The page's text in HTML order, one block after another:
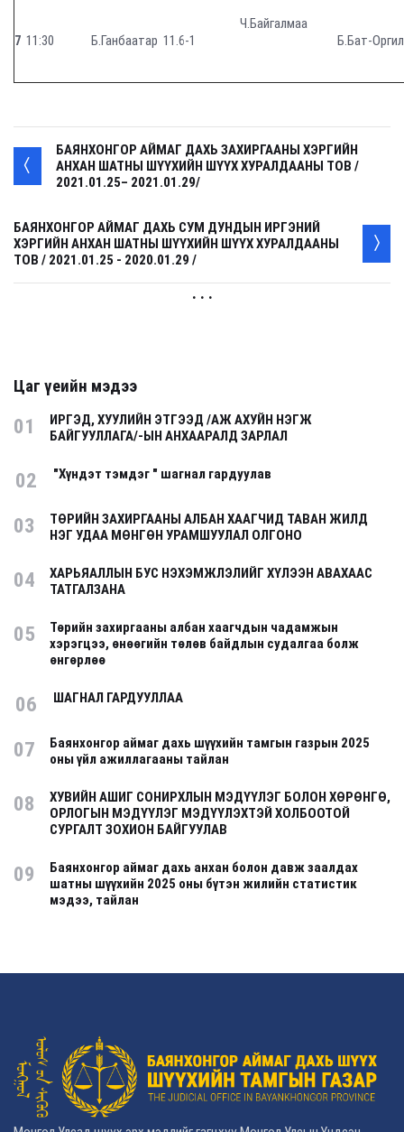
7 11:30 Б.Ганбаатар 11.6-1
Ч.Байгалмаа
Б.Бат-Оргил
БАЯНХОНГОР АЙМАГ ДАХЬ ЗАХИРГААНЫ ХЭРГИЙН
АНХАН ШАТНЫ ШҮҮХИЙН ШҮҮХ ХУРАЛДААНЫ ТОВ /
2021.01.25– 2021.01.29/
БАЯНХОНГОР АЙМАГ ДАХЬ СУМ ДУНДЫН ИРГЭНИЙ
ХЭРГИЙН АНХАН ШАТНЫ ШҮҮХИЙН ШҮҮХ ХУРАЛДААНЫ
ТОВ / 2021.01.25 - 2020.01.29 /
. . .
Цаг үеийн мэдээ
01
ИРГЭД, ХУУЛИЙН ЭТГЭЭД /АЖ АХУЙН НЭГЖ
БАЙГУУЛЛАГА/-ЫН АНХААРАЛД ЗАРЛАЛ
02 "Хүндэт тэмдэг " шагнал гардуулав
03
ТӨРИЙН ЗАХИРГААНЫ АЛБАН ХААГЧИД ТАВАН ЖИЛД
НЭГ УДАА МӨНГӨН УРАМШУУЛАЛ ОЛГОНО
04
ХАРЬЯАЛЛЫН БУС НЭХЭМЖЛЭЛИЙГ ХҮЛЭЭН АВАХААС
ТАТГАЛЗАНА
05
Төрийн захиргааны албан хаагчдын чадамжын
хэрэгцээ, өнөөгийн төлөв байдлын судалгаа болж
өнгөрлөө
06 ШАГНАЛ ГАРДУУЛЛАА
07
Баянхонгор аймаг дахь шүүхийн тамгын газрын 2025
оны үйл ажиллагааны тайлан
08
ХУВИЙН АШИГ СОНИРХЛЫН МЭДҮҮЛЭГ БОЛОН ХӨРӨНГӨ,
ОРЛОГЫН МЭДҮҮЛЭГ МЭДҮҮЛЭХТЭЙ ХОЛБООТОЙ
СУРГАЛТ ЗОХИОН БАЙГУУЛАВ
09
Баянхонгор аймаг дахь анхан болон давж заалдах
шатны шүүхийн 2025 оны бүтэн жилийн статистик
мэдээ, тайлан